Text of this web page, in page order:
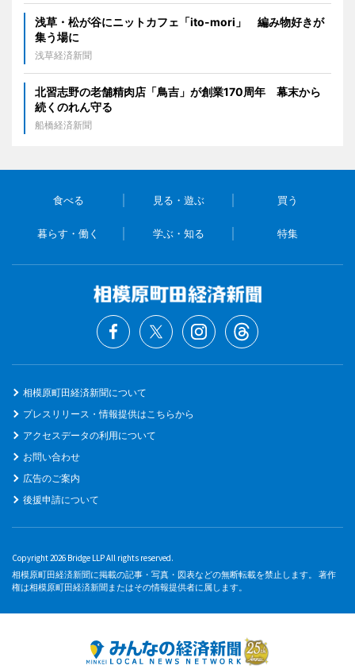
浅草・松が谷にニットカフェ「ito-mori」 編み物好きが
集う場に
浅草経済新聞
北習志野の老舗精肉店「鳥吉」が創業170周年 幕末から
続くのれん守る
船橋経済新聞
食べる 見る・遊ぶ 買う
暮らす・働く 学ぶ・知る 特集
相模原町田経済新聞について
プレスリリース・情報提供はこちらから
アクセスデータの利用について
お問い合わせ
広告のご案内
後援申請について
Copyright 2026 Bridge LLP All rights reserved.
相模原町田経済新聞に掲載の記事・写真・図表などの無断転載を禁止します。 著作
権は相模原町田経済新聞またはその情報提供者に属します。